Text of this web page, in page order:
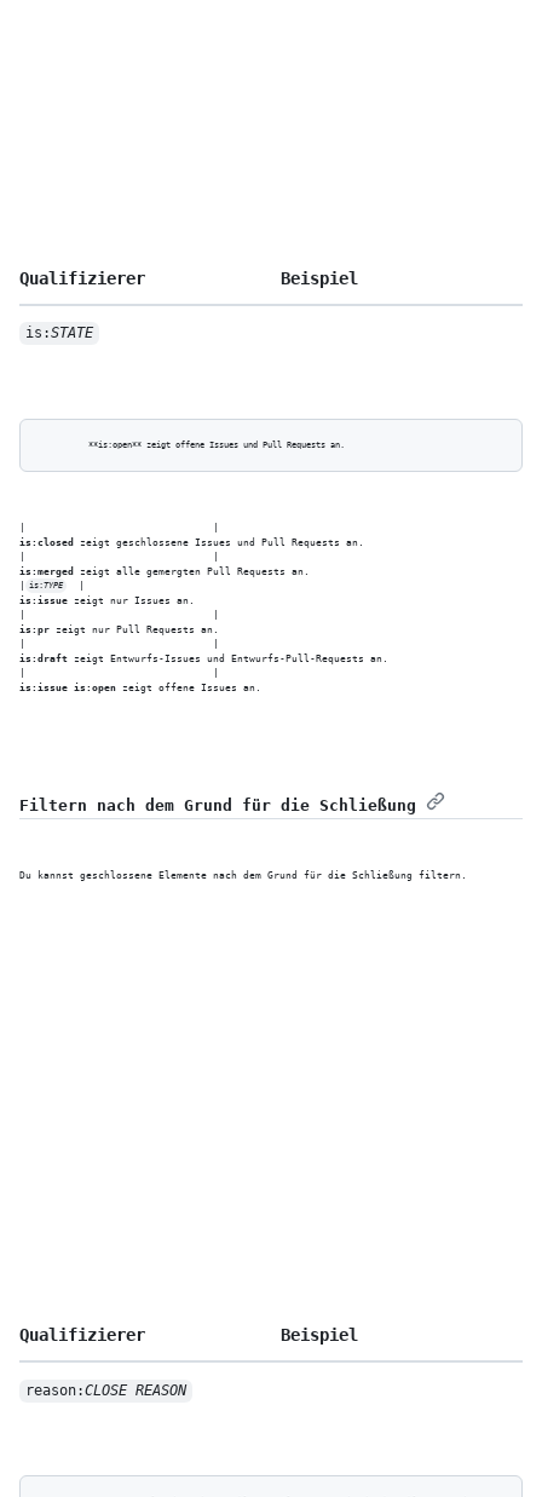
Qualifizierer Beispiel
is:STATE
is:closed
zeigt geschlossene Issues und Pull Requests an.
is:merged
zeigt alle gemergten Pull Requests an.
is:TYPE
is:issue zeigt nur Issues an.
is:pr zeigt nur Pull Requests an.
is:draft zeigt Entwurfs-Issues und Entwurfs-Pull-Requests an.
is:issue is:open zeigt offene Issues an.
Filtern nach dem Grund für die Schließung
Du kannst geschlossene Elemente nach dem Grund für die Schließung filtern.
Qualifizierer Beispiel
reason:CLOSE REASON